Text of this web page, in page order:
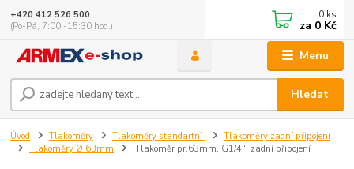
Menu
Hledat
+420 412 526 500
(Po-Pá, 7:00 -15:30 hod.)
0 ks
za 0 Kč
Úvod Tlakoměry Tlakoměry standartní
Tlakoměry zadní připojení
Tlakoměry Ø 63mm
Tlakoměr pr.63mm, G1/4", zadní připojení